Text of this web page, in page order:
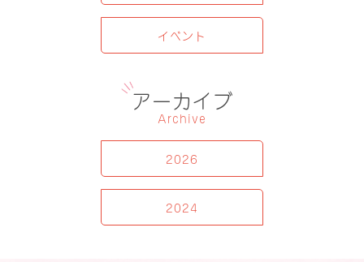
イベント
アーカイブ
Archive
2026
2024